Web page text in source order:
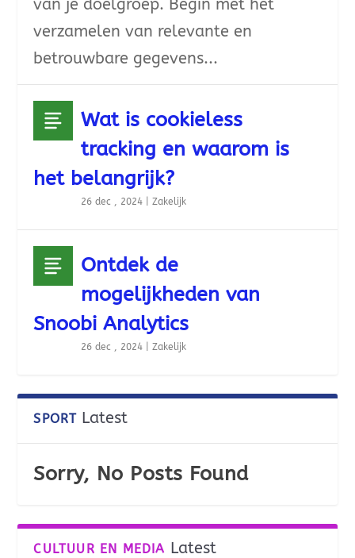
van je doelgroep. Begin met het
verzamelen van relevante en
betrouwbare gegevens...
Wat is cookieless
tracking en waarom is
het belangrijk?
26 dec , 2024 |Zakelijk
Ontdek de
mogelijkheden van
Snoobi Analytics
26 dec , 2024 |Zakelijk
SPORT Latest
Sorry, No Posts Found
CULTUUR EN MEDIA Latest